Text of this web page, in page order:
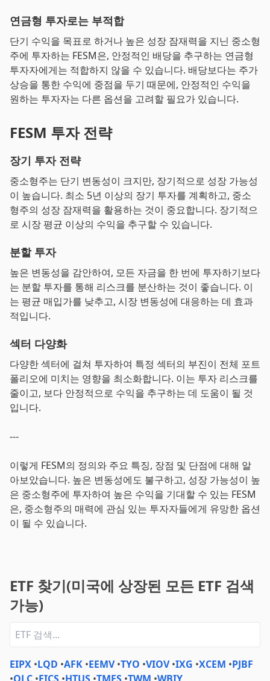
연금형 투자로는 부적합
단기 수익을 목표로 하거나 높은 성장 잠재력을 지닌 중소형
주에 투자하는 FESM은, 안정적인 배당을 추구하는 연금형
투자자에게는 적합하지 않을 수 있습니다. 배당보다는 주가
상승을 통한 수익에 중점을 두기 때문에, 안정적인 수익을
원하는 투자자는 다른 옵션을 고려할 필요가 있습니다.
FESM 투자 전략
장기 투자 전략
중소형주는 단기 변동성이 크지만, 장기적으로 성장 가능성
이 높습니다. 최소 5년 이상의 장기 투자를 계획하고, 중소
형주의 성장 잠재력을 활용하는 것이 중요합니다. 장기적으
로 시장 평균 이상의 수익을 추구할 수 있습니다.
분할 투자
높은 변동성을 감안하여, 모든 자금을 한 번에 투자하기보다
는 분할 투자를 통해 리스크를 분산하는 것이 좋습니다. 이
는 평균 매입가를 낮추고, 시장 변동성에 대응하는 데 효과
적입니다.
섹터 다양화
다양한 섹터에 걸쳐 투자하여 특정 섹터의 부진이 전체 포트
폴리오에 미치는 영향을 최소화합니다. 이는 투자 리스크를
줄이고, 보다 안정적으로 수익을 추구하는 데 도움이 될 것
입니다.
---
이렇게 FESM의 정의와 주요 특징, 장점 및 단점에 대해 알
아보았습니다. 높은 변동성에도 불구하고, 성장 가능성이 높
은 중소형주에 투자하여 높은 수익을 기대할 수 있는 FESM
은, 중소형주의 매력에 관심 있는 투자자들에게 유망한 옵션
이 될 수 있습니다.
ETF 찾기(미국에 상장된 모든 ETF 검색
가능)
EIPX •LQD •AFK •EEMV •TYO •VIOV •IXG •XCEM •PJBF